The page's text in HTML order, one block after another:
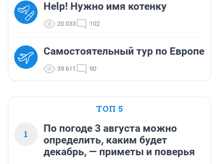
Help! Нужно имя котенку
20 033 102
Самостоятельный тур по Европе
39 611 90
ТОП 5
1
По погоде 3 августа можно
определить, каким будет
декабрь, — приметы и поверья